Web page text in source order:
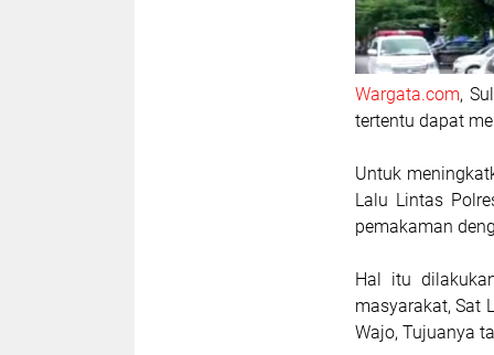
Wargata.com,
tertentu dapat
Untuk
Lalu Lintas
pemakaman
Hal itu
masyarakat, Sat
Wajo, Tujuanya